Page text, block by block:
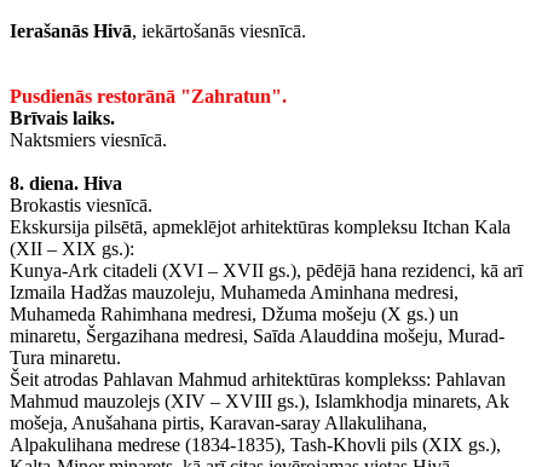
Ierašanās Hivā, iekārtošanās viesnīcā.
Pusdienās restorānā "Zahratun".
Brīvais laiks.
Naktsmiers viesnīcā.
8. diena. Hiva
Brokastis viesnīcā.
Ekskursija pilsētā, apmeklējot arhitektūras kompleksu Itchan Kala
(XII – XIX gs.):
Kunya-Ark citadeli (XVI – XVII gs.), pēdējā hana rezidenci, kā arī
Izmaila Hadžas mauzoleju, Muhameda Aminhana medresi,
Muhameda Rahimhana medresi, Džuma mošeju (X gs.) un
minaretu, Šergazihana medresi, Saīda Alauddina mošeju, Murad-
Tura minaretu.
Šeit atrodas Pahlavan Mahmud arhitektūras komplekss: Pahlavan
Mahmud mauzolejs (XIV – XVIII gs.), Islamkhodja minarets, Ak
mošeja, Anušahana pirtis, Karavan-saray Allakulihana,
Alpakulihana medrese (1834-1835), Tash-Khovli pils (XIX gs.),